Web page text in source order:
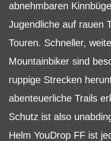
abnehmbaren
Jugendliche auf rauen
Touren. Schneller,
Mountainbiker sind
ruppige Strecken
abenteuerliche Trails
Schutz ist also
Helm YouDrop FF ist